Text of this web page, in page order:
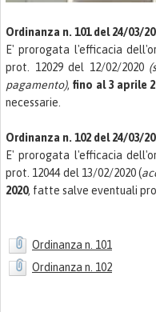
Ordinanza n. 101 del 24/03/
E' prorogata l'efficacia
prot. 12029 del 12/02/2020
pagamento), fino al 3 aprile
necessarie.
Ordinanza n. 102 del 24/03/
E' prorogata l'efficacia
prot. 12044 del 13/02/2020 (
2020, fatte salve eventuali
Ordinanza n. 101
Ordinanza n. 102